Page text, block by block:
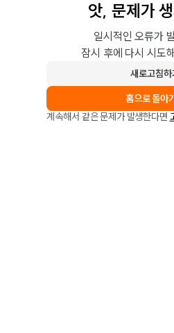
앗, 문제가
일시적인 오류가
잠시 후에 다시 시도
새로고침하
홈으로 돌아
계속해서 같은 문제가 발생한다면